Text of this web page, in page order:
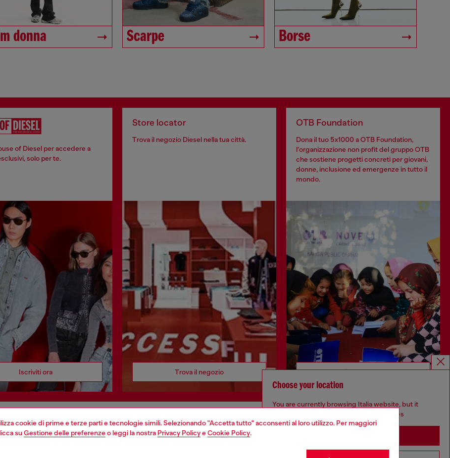
cookie di prime e terze parti e tecnologie simili. Selezionando "Accetta tutto" acconsenti al loro utilizzo. Per maggiori
su Gestione delle preferenzeo leggi la nostra Privacy PolicyeCookie Policy.
donna Scarpe Borse
of Diesel per accedere a
solo per te.
Iscriviti ora
Store locator
Trova il negozio Diesel nella tua città.
Trova il negozio
OTB Foundation
Dona il tuo 5x1000 a OTB Foundation,
l’organizzazione non profit del gruppo OTB
che sostiene progetti concreti per giovani,
donne, inclusione ed emergenze in tutto il
mondo.
Scopri di più
WORLD OF DIESEL CORPORATE
Choose your location
You are currently browsing Italia website, but it
seems you may be based in United States